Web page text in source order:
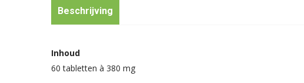
Beschrijving
Inhoud
60 tabletten à 380 mg